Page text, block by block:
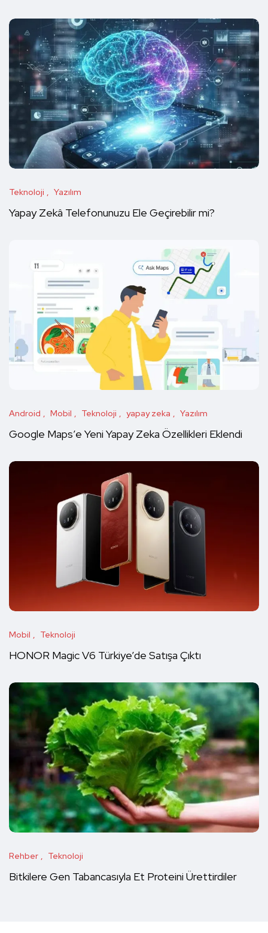
Teknoloji Yazılım
Yapay Zekâ Telefonunuzu Ele Geçirebilir mi?
Android Mobil Teknoloji yapay zeka Yazılım
Google Maps’e Yeni Yapay Zeka Özellikleri Eklendi
Mobil Teknoloji
HONOR Magic V6 Türkiye’de Satışa Çıktı
Rehber Teknoloji
Bitkilere Gen Tabancasıyla Et Proteini Ürettirdiler